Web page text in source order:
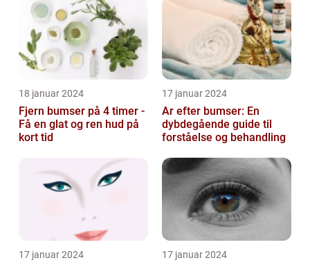
18 januar 2024
Fjern bumser på 4 timer -
Få en glat og ren hud på
kort tid
17 januar 2024
Ar efter bumser: En
dybdegående guide til
forståelse og behandling
17 januar 2024 17 januar 2024